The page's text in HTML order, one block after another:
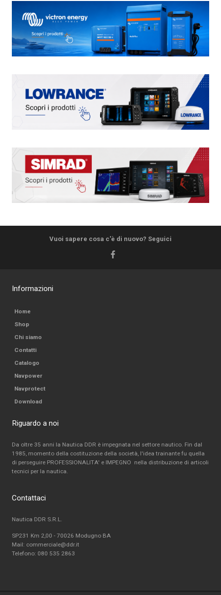
Vuoi sapere cosa c'è di nuovo? Seguici
Informazioni
Home
Shop
Chi siamo
Contatti
Catalogo
Navpower
Navprotect
Download
Riguardo a noi
Da oltre 35 anni la Nautica DDR è impegnata nel settore nautico. Fin dal
1985, momento della costituzione della società, l'idea trainante fu quella
di perseguire PROFESSIONALITA' e IMPEGNO nella distribuzione di articoli
tecnici per la nautica.
Contattaci
Nautica DDR S.R.L.
SP231 Km 2,00 - 70026 Modugno BA
Mail: commerciale@ddr.it
Telefono: 080 535 2863